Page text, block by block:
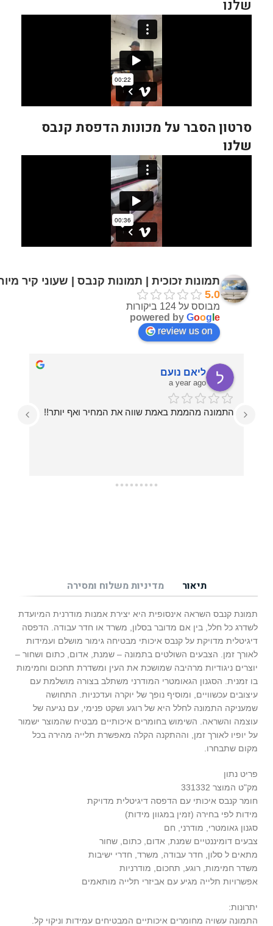
שלנו
סרטון הסבר על מכונות הדפסת קנבס
שלנו
תמונות זכוכית | תמונות קנבס | שעוני קיר
5.0
מבוסס על 124 ביקורות
powered by Goog e
review us on
ליאם נועם
a year ago
התמונה מהממת באמת שווה את המחיר ואף יותר!!
תיאור מדיניות משלוח ומסירה
תמונת קנבס השראה אינסופית היא יצירת אמנות מודרנית המיועדת
לשדרג כל חלל, בין אם מדובר בסלון, משרד או חדר עבודה. הדפסה
דיגיטלית מדויקת על קנבס איכותי מבטיחה גימור מושלם ועמידות
לאורך זמן. הצבעים השולטים בתמונה – שמנת, אדום, כתום ושחור –
יוצרים ניגודיות מרהיבה שמושכת את העין ומשדרת תחכום וחמימות
בו זמנית. הסגנון הגאומטרי המודרני משתלב בצורה מושלמת עם
עיצובים עכשוויים, ומוסיף נופך של יוקרה ועדכניות. התחושה
שמעניקה התמונה לחלל היא של רוגע ושקט פנימי, עם נגיעה של
עוצמה והשראה. השימוש בחומרים איכותיים מבטיח שהמוצר ישמור
על יופיו לאורך זמן, וההתקנה הקלה מאפשרת תלייה מהירה בכל
מקום שתבחרו.
פריט נתון
מק"ט המוצר 331332
חומר קנבס איכותי עם הדפסה דיגיטלית מדויקת
מידות לפי בחירה (זמין במגוון מידות)
סגנון גאומטרי, מודרני, חם
צבעים דומיננטיים שמנת, אדום, כתום, שחור
מתאים ל סלון, חדר עבודה, משרד, חדרי ישיבות
משדר חמימות, רוגע, תחכום, מודרניות
אפשרויות תלייה מגיע עם אביזרי תלייה מותאמים
יתרונות:
התמונה עשויה מחומרים איכותיים המבטיחים עמידות וניקוי קל.